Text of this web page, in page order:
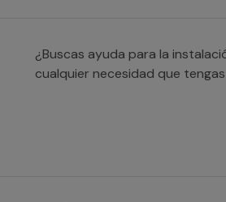
¿Buscas ayuda para la
cualquier necesidad que